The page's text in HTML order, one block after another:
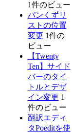
1件のビュー
パンくずリ
ストの位置
変更 1件の
ビュー
【Twenty
Ten】サイド
バーのタイ
トルとデザ
イン変更 1
件のビュー
翻訳エディ
タPoeditを使